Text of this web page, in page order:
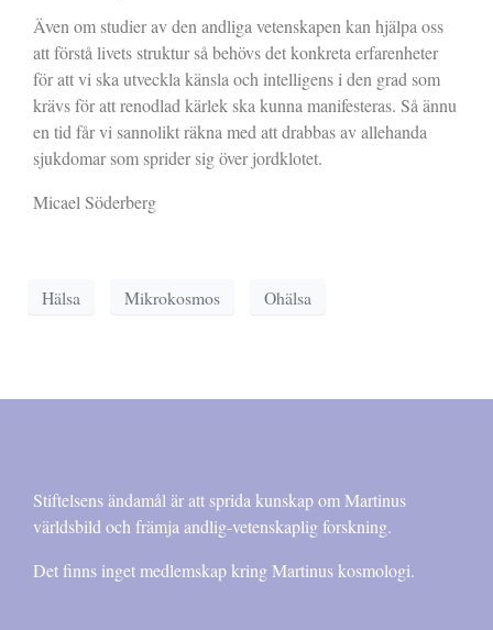
Även om studier av den andliga vetenskapen kan hjälpa oss
att förstå livets struktur så behövs det konkreta erfarenheter
för att vi ska utveckla känsla och intelligens i den grad som
krävs för att renodlad kärlek ska kunna manifesteras. Så ännu
en tid får vi sannolikt räkna med att drabbas av allehanda
sjukdomar som sprider sig över jordklotet.
Micael Söderberg
Hälsa Mikrokosmos Ohälsa
Stiftelsens ändamål är att sprida kunskap om Martinus
världsbild och främja andlig-vetenskaplig forskning.
Det finns inget medlemskap kring Martinus kosmologi.